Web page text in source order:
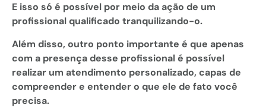
E isso só é possível por meio da ação de um
profissional qualificado tranquilizando-o.
Além disso, outro ponto importante é que apenas
com a presença desse profissional é possível
realizar um atendimento personalizado, capas de
compreender e entender o que ele de fato você
precisa.